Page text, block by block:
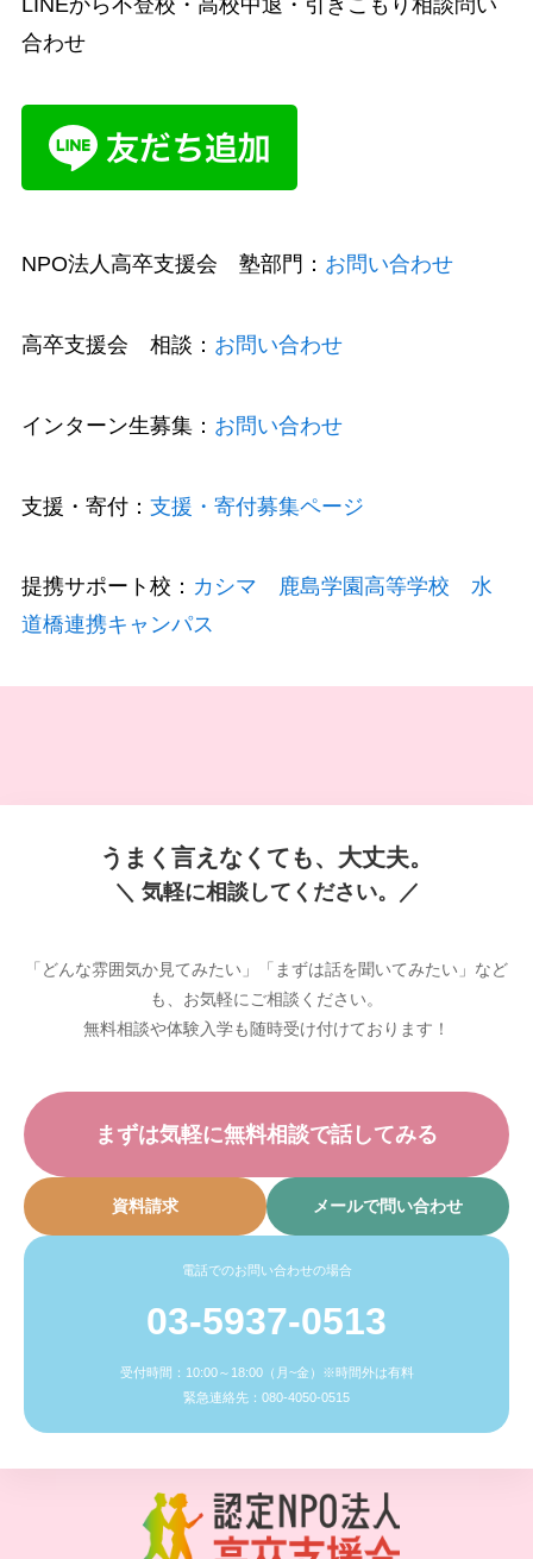
LINEから不登校・高校中退・引きこもり相談問い
合わせ
NPO法人高卒支援会 塾部門： お問い合わせ
高卒支援会 相談： お問い合わせ
インターン生募集： お問い合わせ
支援・寄付： 支援・寄付募集ページ
提携サポート校： カシマ 鹿島学園高等学校 水
道橋連携キャンパス
うまく言えなくても、大丈夫。
＼ 気軽に相談してください。／
「どんな雰囲気か見てみたい」「まずは話を聞いてみたい」など
も、お気軽にご相談ください。
無料相談や体験入学も随時受け付けております！
まずは気軽に無料相談で話してみる
資料請求 メールで問い合わせ
電話でのお問い合わせの場合
03-5937-0513
受付時間：10:00～18:00（月~金）※時間外は有料
緊急連絡先：080-4050-0515